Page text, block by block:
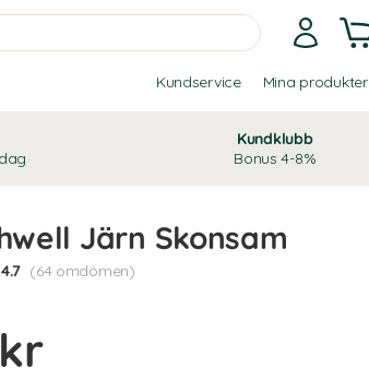
Kundservice Mina produkter
Kundklubb
Bonus 4-8%
Järn Skonsam
4.7 (64 omdömen)